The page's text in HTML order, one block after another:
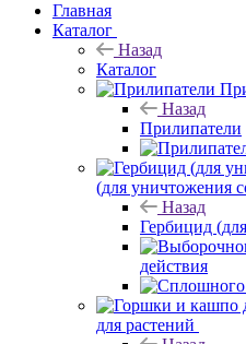
Главная
Каталог
Назад
Каталог
Назад
Прилипатели
(для уничтожения
Назад
Гербицид
действия
для растений